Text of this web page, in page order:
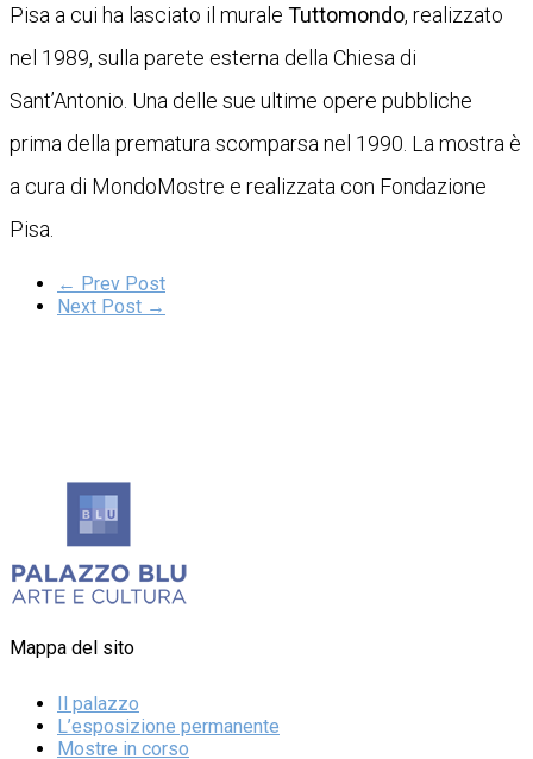
Pisa a cui ha lasciato il murale Tuttomondo, realizzato
nel 1989, sulla parete esterna della Chiesa di
Sant’Antonio. Una delle sue ultime opere pubbliche
prima della prematura scomparsa nel 1990. La mostra è
a cura di MondoMostre e realizzata con Fondazione
Pisa.
← Prev Post
Next Post →
Mappa del sito
Il palazzo
L’esposizione permanente
Mostre in corso